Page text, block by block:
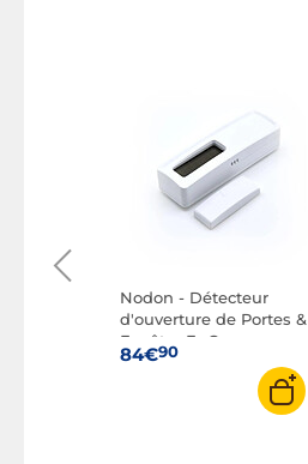
Nodon - Détecteur
d'ouverture de Portes &
Fenêtre EnOcean
84€90